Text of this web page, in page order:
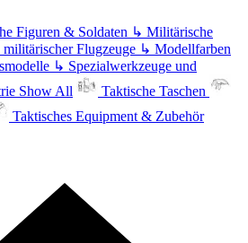
Figuren & Soldaten ↳ Militärische
Flugzeuge ↳ Modellfarben
↳ Spezialwerkzeuge und
Show All
Taktische Taschen
Taktisches Equipment & Zubehör